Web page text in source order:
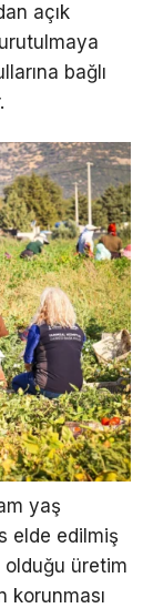
açık
bağlı
yaş
elde edilmiş
olduğu üretim
korunması